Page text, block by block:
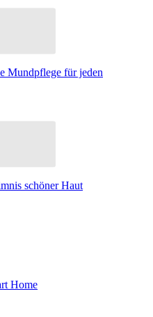
Mundpflege für jeden
schöner Haut
Home